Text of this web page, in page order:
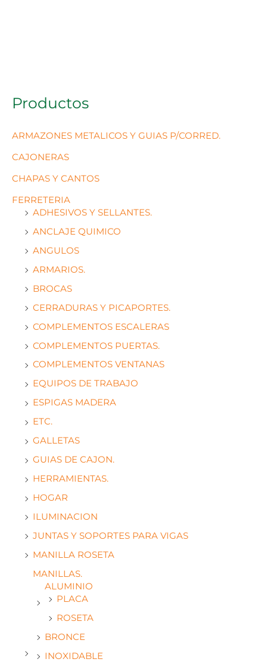
Productos
ARMAZONES METALICOS Y GUIAS P/CORRED.
CAJONERAS
CHAPAS Y CANTOS
FERRETERIA
ADHESIVOS Y SELLANTES.
ANCLAJE QUIMICO
ANGULOS
ARMARIOS.
BROCAS
CERRADURAS Y PICAPORTES.
COMPLEMENTOS ESCALERAS
COMPLEMENTOS PUERTAS.
COMPLEMENTOS VENTANAS
EQUIPOS DE TRABAJO
ESPIGAS MADERA
ETC.
GALLETAS
GUIAS DE CAJON.
HERRAMIENTAS.
HOGAR
ILUMINACION
JUNTAS Y SOPORTES PARA VIGAS
MANILLA ROSETA
MANILLAS.
ALUMINIO
PLACA
ROSETA
BRONCE
INOXIDABLE